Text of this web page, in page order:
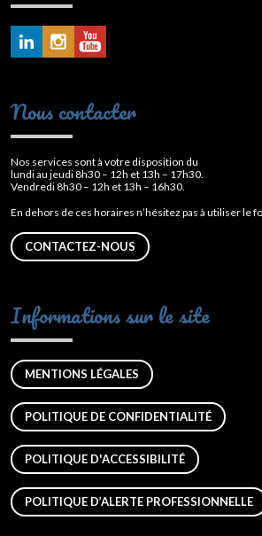
Nous contacter
Nos services sont à votre disposition du
lundi au jeudi 8h30 – 12h et 13h – 17h30.
Vendredi 8h30 – 12h et 13h – 16h30.
En dehors de ces horaires n’hésitez pas à utiliser le
CONTACTEZ-NOUS
Informations sur le site
MENTIONS LÉGALES
POLITIQUE DE CONFIDENTIALITÉ
POLITIQUE D'ACCESSIBILITÉ
POLITIQUE D’ALERTE PROFESSIONNELLE